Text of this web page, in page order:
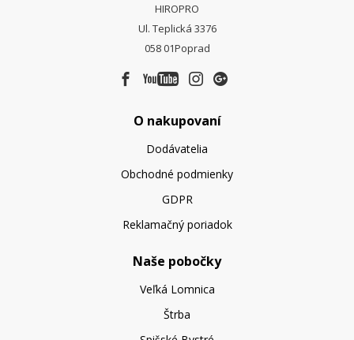
HIROPRO
Ul. Teplická 3376
058 01Poprad
O nakupovaní
Dodávatelia
Obchodné podmienky
GDPR
Reklamačný poriadok
Naše pobočky
Veľká Lomnica
Štrba